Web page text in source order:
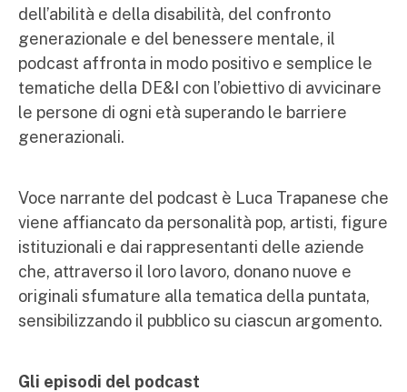
dell’abilità e della disabilità, del confronto
generazionale e del benessere mentale, il
podcast affronta in modo positivo e semplice le
tematiche della DE&I con l’obiettivo di avvicinare
le persone di ogni età superando le barriere
generazionali.
Voce narrante del podcast è Luca Trapanese che
viene affiancato da personalità pop, artisti, figure
istituzionali e dai rappresentanti delle aziende
che, attraverso il loro lavoro, donano nuove e
originali sfumature alla tematica della puntata,
sensibilizzando il pubblico su ciascun argomento.
Gli episodi del podcast